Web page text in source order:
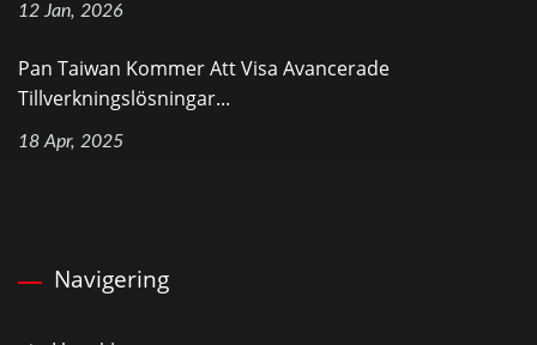
12 Jan, 2026
Pan Taiwan Kommer Att Visa Avancerade
Tillverkningslösningar...
18 Apr, 2025
Navigering